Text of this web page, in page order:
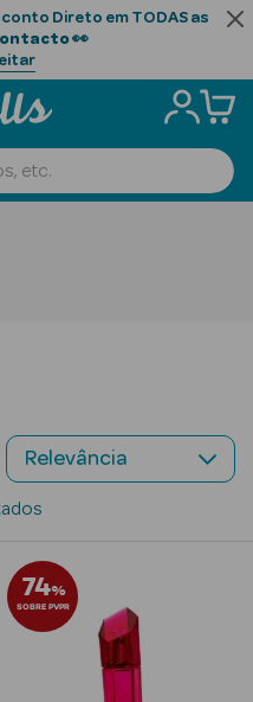
Direto em TODAS as
👀
74%
SOBRE PVPR